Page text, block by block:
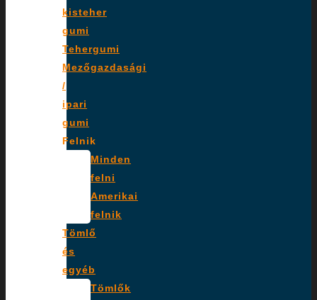
kisteher
gumi
Tehergumi
Mezőgazdasági
/
ipari
gumi
Felnik
Minden
felni
Amerikai
felnik
Tömlő
és
egyéb
Tömlők